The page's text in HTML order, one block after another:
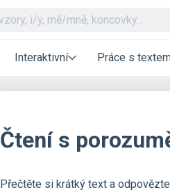
Interaktivní Práce s
Čtení s
Přečtěte si krátký text a